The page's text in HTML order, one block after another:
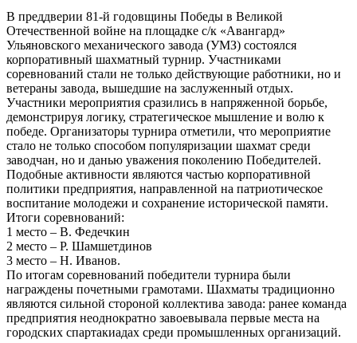
В преддверии 81-й годовщины Победы в Великой
Отечественной войне на площадке с/к «Авангард»
Ульяновского механического завода (УМЗ) состоялся
корпоративный шахматный турнир. Участниками
соревнований стали не только действующие работники, но и
ветераны завода, вышедшие на заслуженный отдых.
Участники мероприятия сразились в напряженной борьбе,
демонстрируя логику, стратегическое мышление и волю к
победе. Организаторы турнира отметили, что мероприятие
стало не только способом популяризации шахмат среди
заводчан, но и данью уважения поколению Победителей.
Подобные активности являются частью корпоративной
политики предприятия, направленной на патриотическое
воспитание молодежи и сохранение исторической памяти.
Итоги соревнований:
1 место – В. Федечкин
2 место – Р. Шамшетдинов
3 место – Н. Иванов.
По итогам соревнований победители турнира были
награждены почетными грамотами. Шахматы традиционно
являются сильной стороной коллектива завода: ранее команда
предприятия неоднократно завоевывала первые места на
городских спартакиадах среди промышленных организаций.